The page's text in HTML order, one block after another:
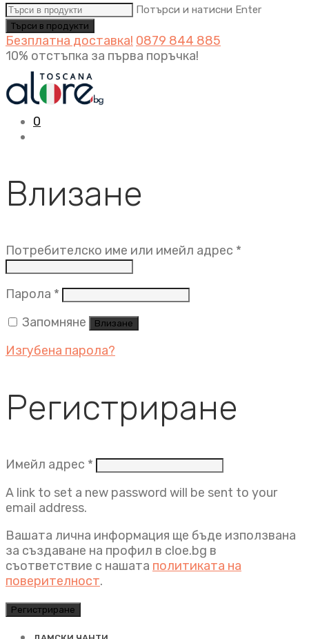
Потърси и натисни Enter
Безплатна доставка! 0879 844 885
10% отстъпка за първа поръчка!
0
Влизане
Потребителско име или имейл адрес *
Парола * Задължително
Запомняне
Влизане
Изгубена парола?
Регистриране
Имейл адрес * Задължително
A link to set a new password will be sent to your
email address.
Вашата лична информация ще бъде използвана
за създаване на профил в cloe.bg в
съответствие с нашата политиката на
поверителност.
Регистриране